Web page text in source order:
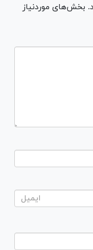
بخش‌های موردنیاز